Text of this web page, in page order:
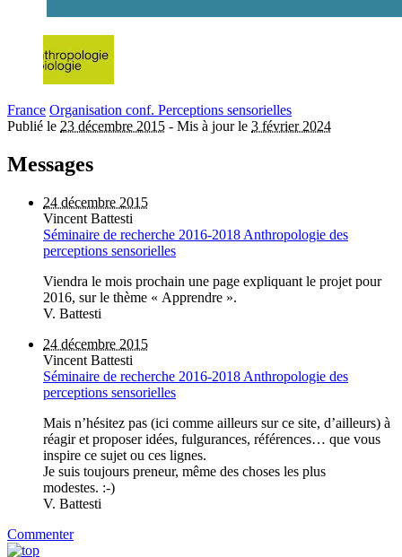
France Organisation conf. Perceptions sensorielles
Publié le 23 décembre 2015 - Mis à jour le 3 février 2024
Messages
24 décembre 2015
Vincent Battesti
Séminaire de recherche 2016-2018 Anthropologie des
perceptions sensorielles
Viendra le mois prochain une page expliquant le projet pour
2016, sur le thème « Apprendre ».
V. Battesti
24 décembre 2015
Vincent Battesti
Séminaire de recherche 2016-2018 Anthropologie des
perceptions sensorielles
Mais n’hésitez pas (ici comme ailleurs sur ce site, d’ailleurs) à
réagir et proposer idées, fulgurances, références… que vous
inspire ce sujet ou ces lignes.
Je suis toujours preneur, même des choses les plus
modestes. :-)
V. Battesti
Commenter